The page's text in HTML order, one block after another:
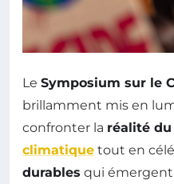
Le Symposium sur le
brillamment mis en
confronter la réalité du
climatique tout en
durables qui émergent